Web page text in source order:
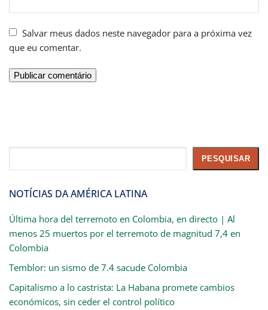
Salvar meus dados neste navegador para a próxima vez
que eu comentar.
PESQUISAR
NOTÍCIAS DA AMÉRICA LATINA
Última hora del terremoto en Colombia, en directo | Al
menos 25 muertos por el terremoto de magnitud 7,4 en
Colombia
Temblor: un sismo de 7.4 sacude Colombia
Capitalismo a lo castrista: La Habana promete cambios
económicos, sin ceder el control político